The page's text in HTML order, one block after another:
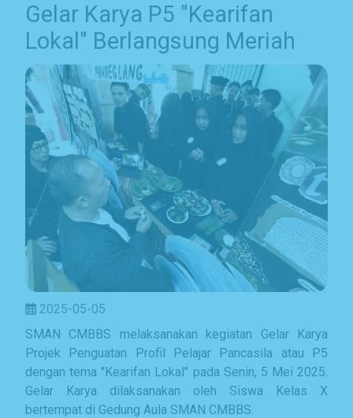
Gelar Karya P5 "Kearifan
Lokal" Berlangsung Meriah
2025-05-05
SMAN CMBBS melaksanakan kegiatan Gelar Karya
Projek Penguatan Profil Pelajar Pancasila atau P5
dengan tema "Kearifan Lokal" pada Senin, 5 Mei 2025.
Gelar Karya dilaksanakan oleh Siswa Kelas X
bertempat di Gedung Aula SMAN CMBBS.